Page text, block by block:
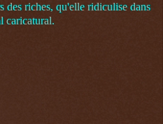
des riches, qu'elle ridiculise dans
caricatural.